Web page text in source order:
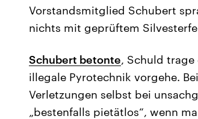
Vorstandsmitglied Schubert
nichts mit geprüftem
Schubert betonte, Schuld
illegale Pyrotechnik vorgehe.
Verletzungen selbst bei
„bestenfalls pietätlos“, wenn